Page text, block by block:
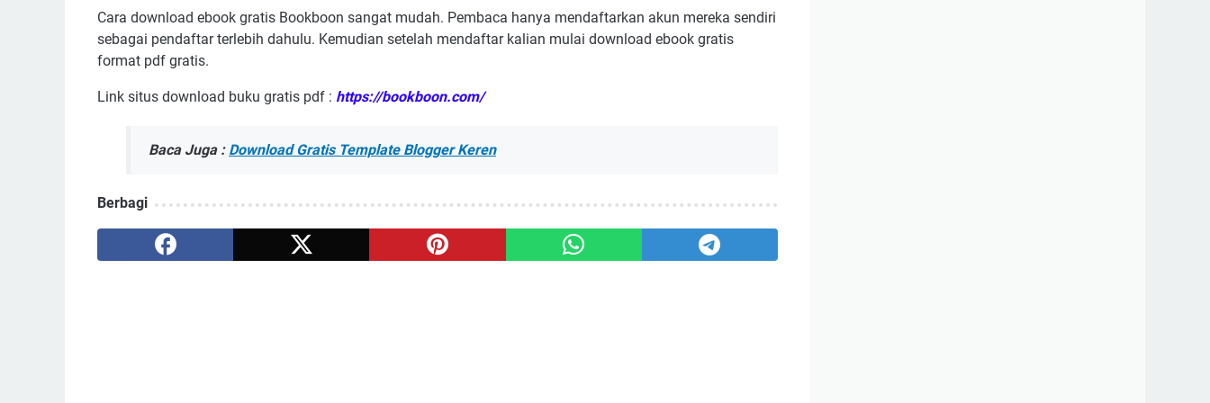
Cara download ebook gratis Bookboon sangat mudah. Pembaca hanya mendaftarkan akun mereka sendiri
sebagai pendaftar terlebih dahulu. Kemudian setelah mendaftar kalian mulai download ebook gratis
format pdf gratis.
Link situs download buku gratis pdf : https://bookboon.com/
Baca Juga : DownloadGratis Template Blogger Keren
Berbagi